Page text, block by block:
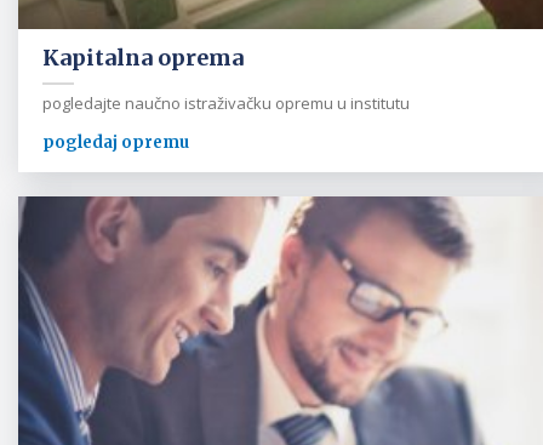
Kapitalna oprema
pogledajte naučno istraživačku opremu u institutu
pogledaj opremu